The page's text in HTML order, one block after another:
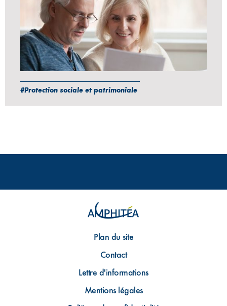
#Protection sociale et patrimoniale
Plan du site
Contact
Lettre d'informations
Mentions légales